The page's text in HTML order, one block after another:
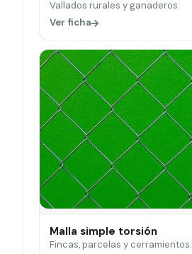
Vallados rurales y ganaderos.
Ver ficha
Malla simple torsión
Fincas, parcelas y cerramientos.